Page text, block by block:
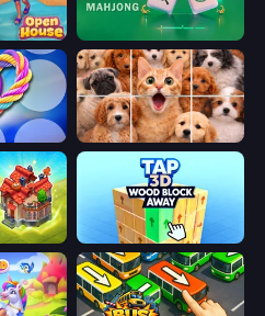
Piles of Mahjong
Jigpic Solitaire